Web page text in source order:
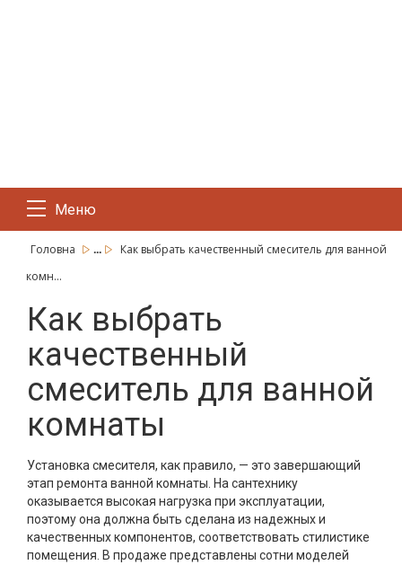
Меню
Головна ...
Как выбрать качественный смеситель для ванной
комн...
Как выбрать
качественный
смеситель для ванной
комнаты
Установка смесителя, как правило, — это завершающий
этап ремонта ванной комнаты. На сантехнику
оказывается высокая нагрузка при эксплуатации,
поэтому она должна быть сделана из надежных и
качественных компонентов, соответствовать стилистике
помещения. В продаже представлены сотни моделей